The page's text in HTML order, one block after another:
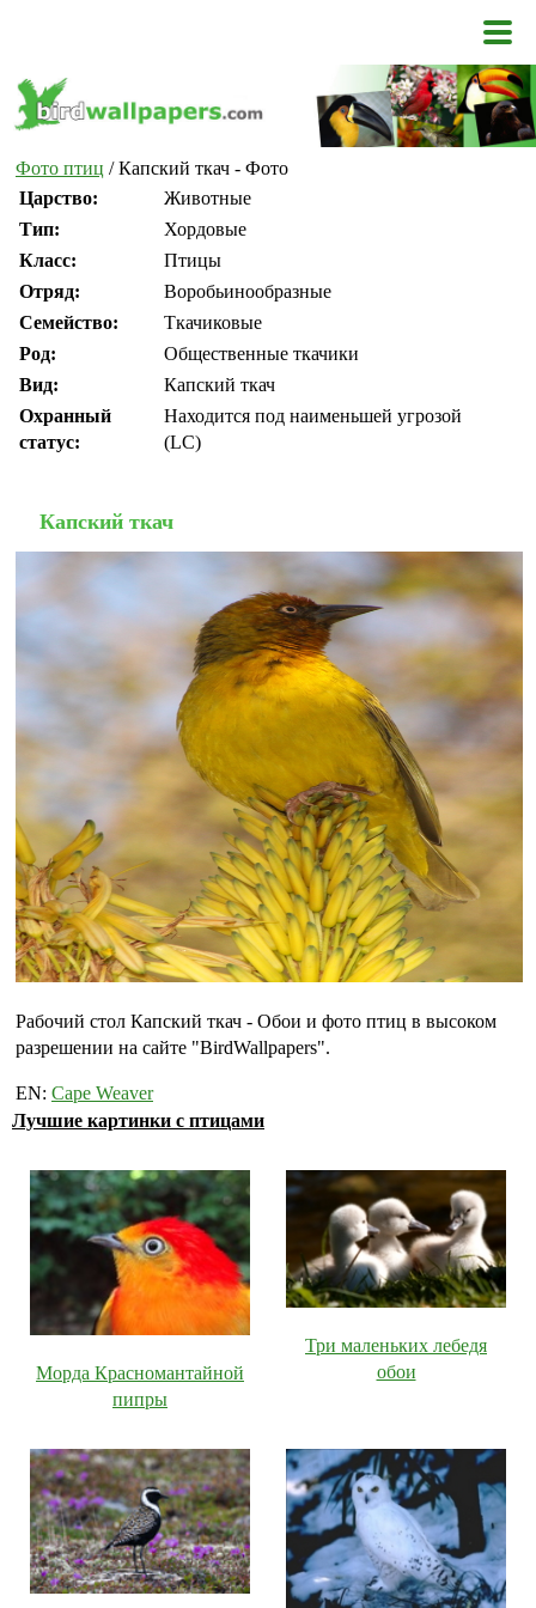
Фото птиц / Капский ткач - Фото
Царство:
Животные
Тип:
Хордовые
Класс:
Птицы
Отряд:
Воробьинообразные
Семейство:
Ткачиковые
Род:
Общественные ткачики
Вид:
Капский ткач
Охранный
статус:
Находится под наименьшей угрозой
(LC)
Капский ткач
Рабочий стол Капский ткач - Обои и фото птиц в высоком
разрешении на сайте "BirdWallpapers".
EN: Cape Weaver
Лучшие картинки с птицами
Морда Красномантайной
пипры
Три маленьких лебедя
обои